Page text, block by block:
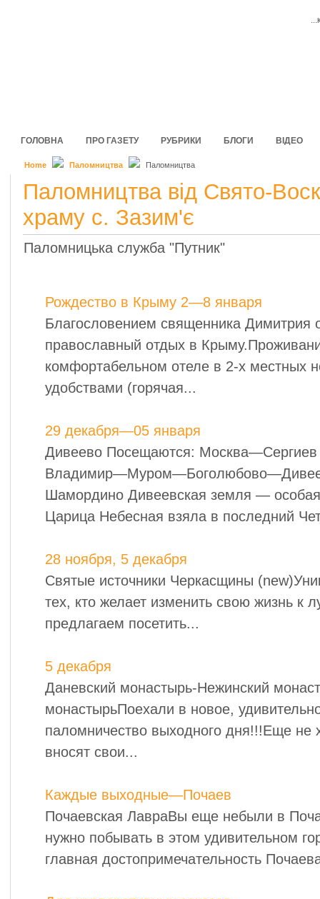
ГОЛОВНА ПРО ГАЗЕТУ РУБРИКИ БЛОГИ ВІДЕО
Home Паломництва Паломництва
Паломництва від Свято-
храму с. Зазим'є
Паломницька служба "Путник"
Рождество в Крыму 2—8 января
Благословением священника Димитрия
православный отдых в
комфортабельном отеле в 2-х местных
удобствами (горячая...
29 декабря—05 января
Дивеево Посещаются:
Шамордино Дивеевская земля —
Царица Небесная взяла в последний
28 ноября, 5 декабря
Святые источники Черкасщины
тех, кто желает изменить свою жизнь
предлагаем посетить...
5 декабря
Даневский монастырь-Нежинский
монастырьПоехали в новое,
паломничество выходного дня!!!Еще не
вносят свои...
Каждые выходные—Почаев
Почаевская ЛавраВы еще небыли в
нужно побывать в этом удивительном
главная достопримечательность